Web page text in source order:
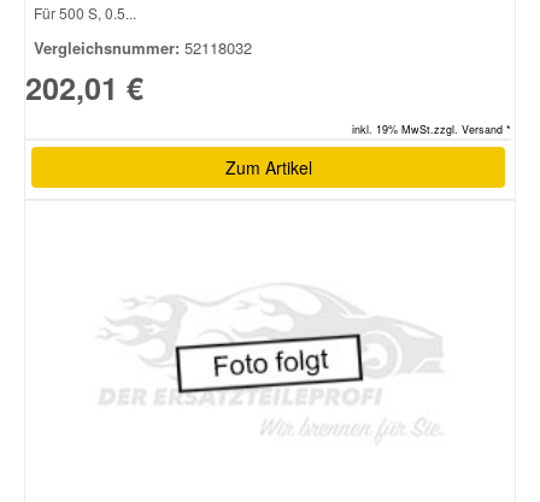
Für 500 S, 0.5...
Vergleichsnummer: 52118032
202,01 €
inkl. 19% MwSt.zzgl. Versand *
Zum Artikel
Skoda Ersatzteile
Smart Ersatzteile
Vauxhall Ersatzteile
Volvo Ersatzteile